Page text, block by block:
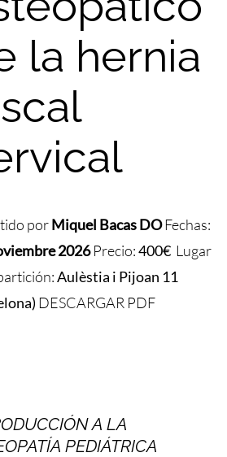
la hernia
porMiquel Bacas DOFechas:
2026Precio:400€ Lugar
Aulèstia i Pijoan 11
DESCARGAR PDF
A LA
PEDIÁTRICA